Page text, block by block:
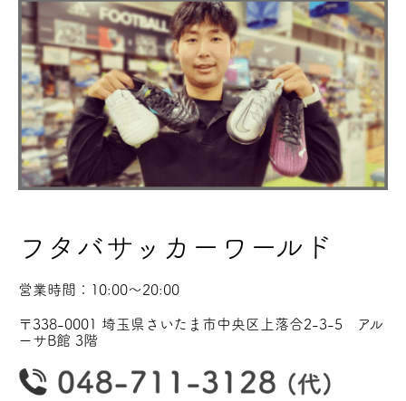
フタバサッカーワールド
営業時間：10:00〜20:00
〒338-0001 埼玉県さいたま市中央区上落合2-3-5 アル
ーサB館 3階